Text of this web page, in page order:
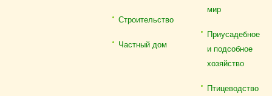
Строительство
Частный дом
мир
Приусадебное
и подсобное
хозяйство
Птицеводство